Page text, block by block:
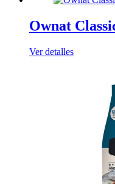
Ownat
Ver detalles